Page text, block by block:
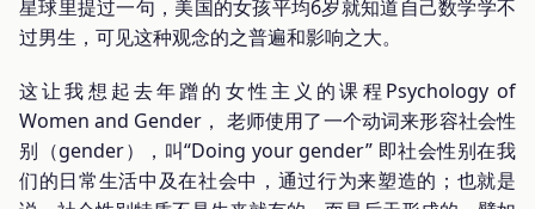
星球里提过一句，美国的女孩平均6岁就知道自己数学学不
过男生，可见这种观念的之普遍和影响之大。
这让我想起去年蹭的女性主义的课程Psychology of
Women and Gender， 老师使用了一个动词来形容社会性
别（gender），叫“Doing your gender” 即社会性别在我
们的日常生活中及在社会中，通过行为来塑造的；也就是